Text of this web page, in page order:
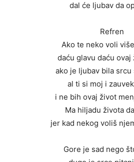
dal će ljubav da
Refren
Ako te neko voli
daću glavu daću ovaj
ako je ljubav bila srcu
al ti si moj i
i ne bih ovaj život
Ma hiljadu života
jer kad nekog voliš
Gore je sad nego